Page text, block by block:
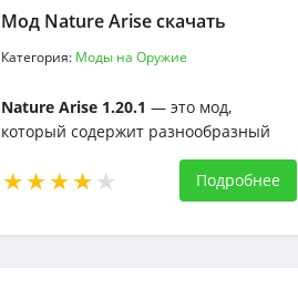
Мод Nature Arise скачать
Категория: Моды на Оружие
Nature Arise 1.20.1 — это мод,
который содержит разнообразный
природой. Первое, что вы заметите,
— это новые биомы, полные деревьев
Подробнее